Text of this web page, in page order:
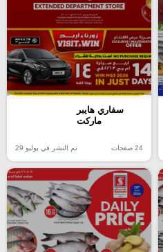
سفاري هايبر
ماركت
24 صفحات تم النشر في يوليو 29